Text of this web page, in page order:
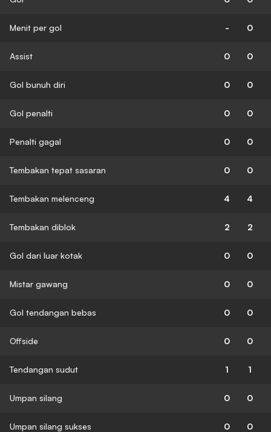
Menit per gol - 0
Assist 0 0
Gol bunuh diri 0 0
Gol penalti 0 0
Penalti gagal 0 0
Tembakan tepat sasaran 0 0
Tembakan melenceng 4 4
Tembakan diblok 2 2
Gol dari luar kotak 0 0
Mistar gawang 0 0
Gol tendangan bebas 0 0
Offside 0 0
Tendangan sudut 1 1
Umpan silang 0 0
Umpan silang sukses 0 0